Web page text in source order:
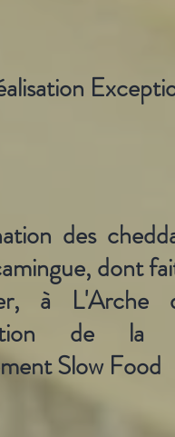
des
dont
à
de la
Slow Food